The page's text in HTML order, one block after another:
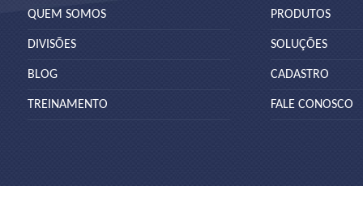
QUEM SOMOS
DIVISÕES
BLOG
TREINAMENTO
PRODUTOS
SOLUÇÕES
CADASTRO
FALE CONOSCO